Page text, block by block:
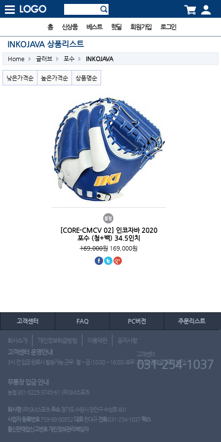
홈 신상품 베스트 핫딜 회원가입 로그인
INKOJAVA 상품리스트
Home 글러브 포수 INKOJAVA
낮은가격순 높은가격순 상품명순
[CORE-CMCV 02] 인코자바 2020
포수 (청+백) 34.5인치
169,000원169,000원
고객센터 FAQ PC버전 주문리스트
회사소개 개인정보취급방침 이용약관 공지사항
고객센터 운영안내
3시 전 입금 완료시 발송가능 근무 : 월 ~ 금 (10:00 ~ 16:00) 휴무 : 토, 일, 공휴일 (도매 불가)
고객센터
031-254-1037
무통장 입금 안내
농협 301-0225-3745-61 (주)SM스포츠
회사명 (주)SM스포츠주소경기도 수원시 장안구 수성로 401
사업자 등록번호759-88-00852 대표한대규 전화031-254-1037팩스
통신판매업신고번호 개인정보관리책임자